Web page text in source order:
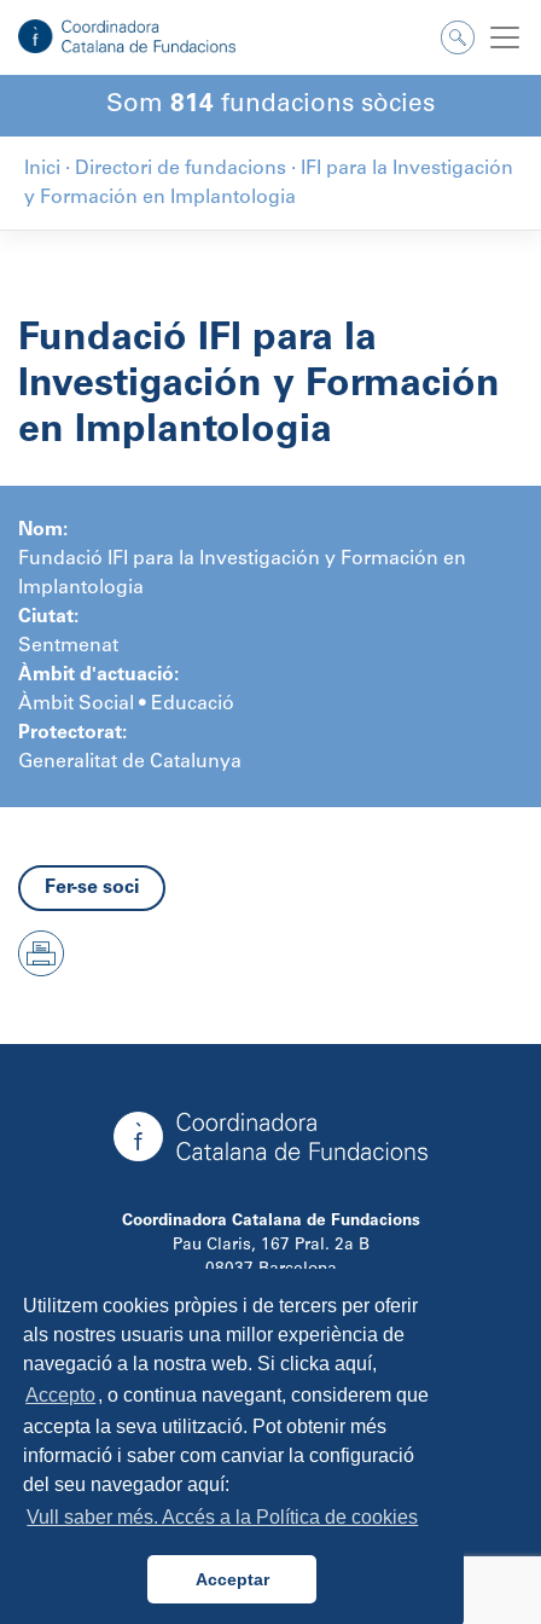
Utilitzem cookies pròpies i de tercers per oferir
als nostres usuaris una millor experiència de
navegació a la nostra web. Si clicka aquí,
Accepto, o continua navegant, considerem que
accepta la seva utilització. Pot obtenir més
informació i saber com canviar la configuració
del seu navegador aquí:
Vull saber més. Accés a la Política de cookies
Acceptar
contingut
Som 814 fundacions sòcies
Inici · Directori de fundacions ·
IFI para la Investigación
y Formación en Implantologia
Fundació IFI para la
Investigación y Formación
en Implantologia
Nom:
Fundació IFI para la Investigación y Formación en
Implantologia
Ciutat:
Sentmenat
Àmbit d'actuació:
Àmbit Social • Educació
Protectorat:
Generalitat de Catalunya
Fer-se soci
Coordinadora Catalana de Fundacions
Pau Claris, 167 Pral. 2a B
08037 Barcelona
T. 934 881 480
info@ccfundacions.cat
Contacta
Política de privadesa
Política de cookies